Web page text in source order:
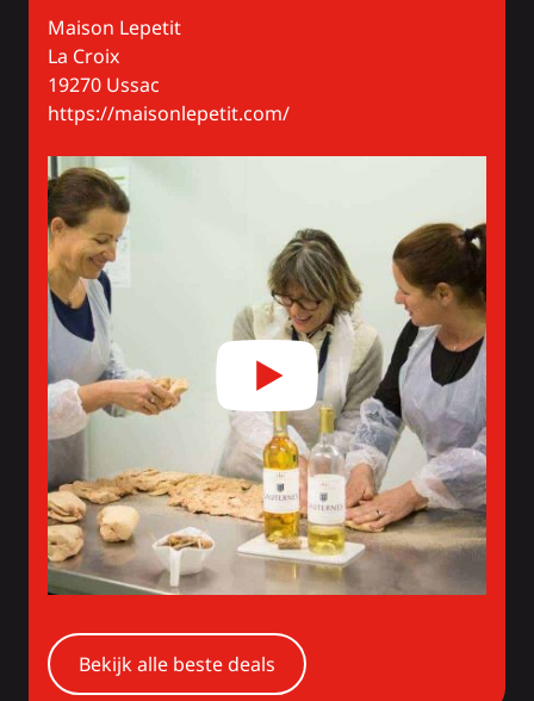
Maison Lepetit
La Croix
19270 Ussac
https://maisonlepetit.com/
Bekijk alle beste deals